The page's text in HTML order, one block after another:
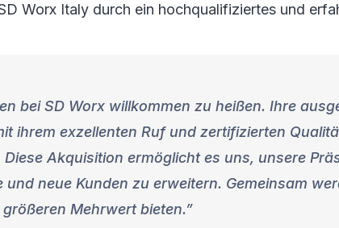
Worx Italy durch ein hochqualifiziertes und
bei SD Worx willkommen zu heißen. Ihre
ihrem exzellenten Ruf und zertifizierten
Akquisition ermöglicht es uns, unsere
neue Kunden zu erweitern. Gemeinsam
Mehrwert bieten.